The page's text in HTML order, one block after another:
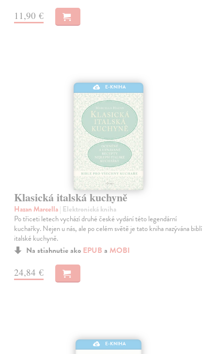
11,90 €
E-KNIHA
Klasická italská kuchyně
Hazan Marcella| Elektronická kniha
Po třiceti letech vychází druhé české vydání této legendární
kuchařky. Nejen u nás, ale po celém světě je tato kniha nazývána biblí
italské kuchyně.
Na stiahnutie ako EPUB a MOBI
24,84 €
E-KNIHA